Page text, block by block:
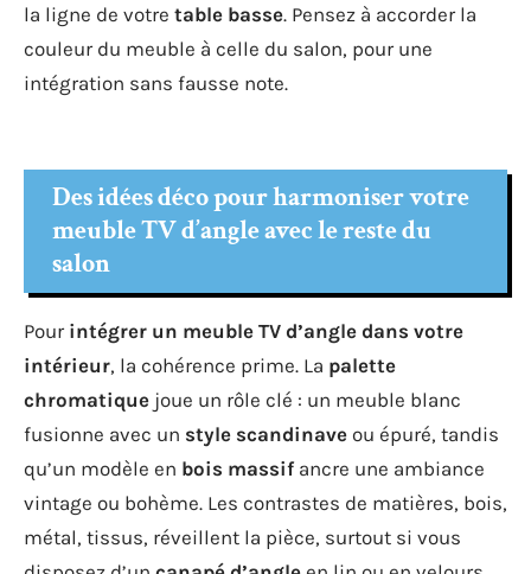
la ligne de votre table basse. Pensez à accorder la
couleur du meuble à celle du salon, pour une
intégration sans fausse note.
Des idées déco pour harmoniser votre
meuble TV d’angle avec le reste du
salon
Pour intégrer un meuble TV d’angle dans votre
intérieur, la cohérence prime. La palette
chromatique joue un rôle clé : un meuble blanc
fusionne avec un style scandinave ou épuré, tandis
qu’un modèle en bois massifancre une ambiance
vintage ou bohème. Les contrastes de matières, bois,
métal, tissus, réveillent la pièce, surtout si vous